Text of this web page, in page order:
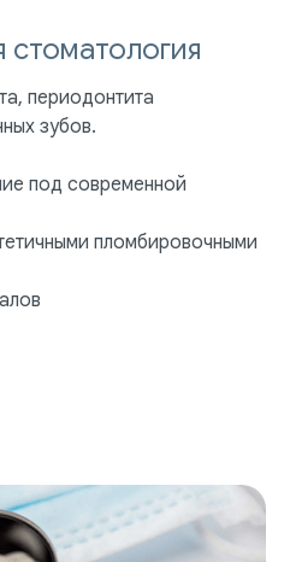
стоматология
периодонтита
зубов.
под современной
пломбировочными